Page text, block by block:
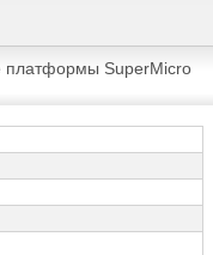
платформы SuperMicro